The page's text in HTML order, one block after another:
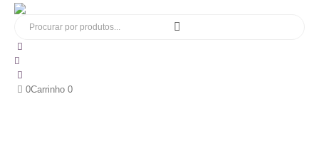
0Carrinho 0